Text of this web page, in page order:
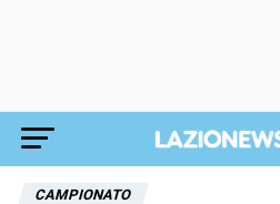
CAMPIONATO